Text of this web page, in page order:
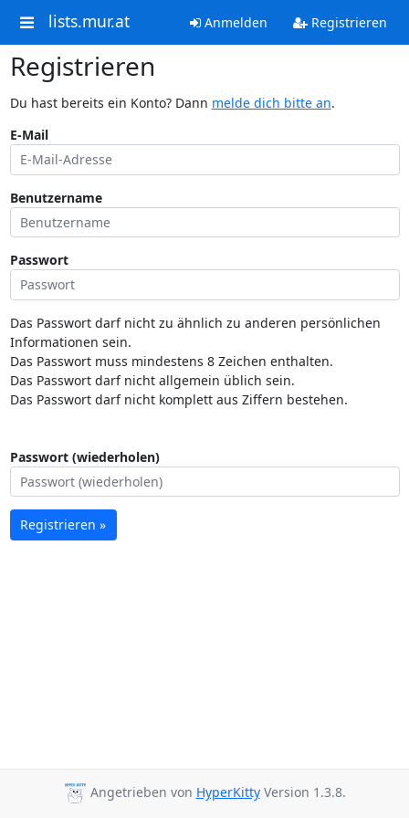
lists.mur.at Anmelden Registrieren
Registrieren
Du hast bereits ein Konto? Dann melde dich bitte an.
E-Mail
Benutzername
Passwort
Das Passwort darf nicht zu ähnlich zu anderen persönlichen
Informationen sein.
Das Passwort muss mindestens 8 Zeichen enthalten.
Das Passwort darf nicht allgemein üblich sein.
Das Passwort darf nicht komplett aus Ziffern bestehen.
Passwort (wiederholen)
Registrieren »
Angetrieben von HyperKittyVersion 1.3.8.